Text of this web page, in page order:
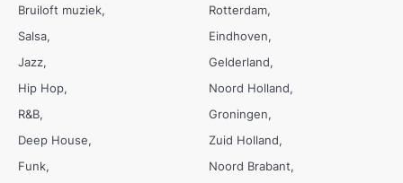
Bruiloft muziek
Salsa
Jazz
Hip Hop
R&B
Deep House
Funk
Rotterdam
Eindhoven
Gelderland
Noord Holland
Groningen
Zuid Holland
Noord Brabant